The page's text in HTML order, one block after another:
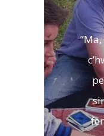
“Ma,